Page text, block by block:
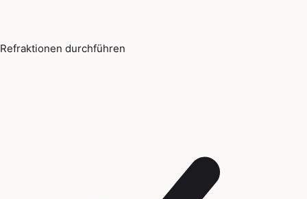
Refraktionen durchführen